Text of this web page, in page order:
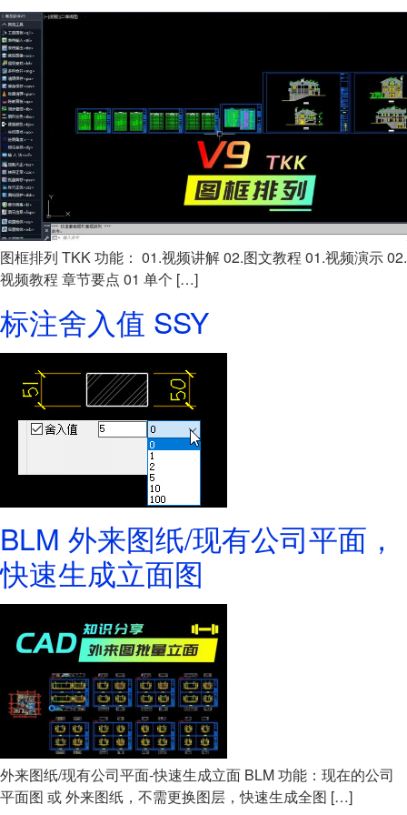
图框排列 TKK 功能： 01.视频讲解 02.图文教程 01.视频演示 02.
视频教程 章节要点 01 单个 […]
标注舍入值 SSY
BLM 外来图纸/现有公司平面，
快速生成立面图
外来图纸/现有公司平面-快速生成立面 BLM 功能：现在的公司
平面图 或 外来图纸，不需更换图层，快速生成全图 […]